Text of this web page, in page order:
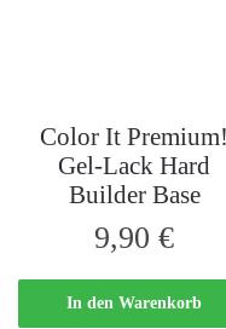
Color It Premium!
Gel-Lack Hard
Builder Base
9,90€
In den Warenkorb